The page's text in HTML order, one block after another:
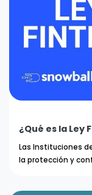
¿Qué es la Ley
Las Instituciones
la protección y